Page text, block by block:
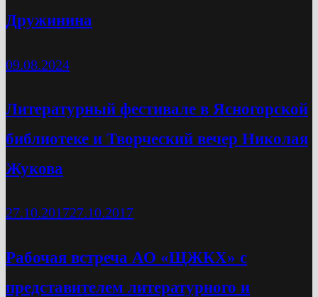
Дружинина
09.08.2024
Литературный фестивале в Ясногорской
библиотеке и Творческий вечер Николая
Жукова
27.10.201727.10.2017
Рабочая встреча АО «ЩЖКХ» с
представителем литературного и